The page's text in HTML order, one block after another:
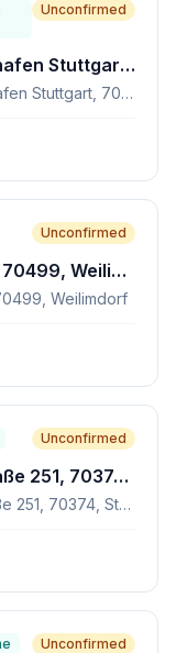
Unconfirmed
Terminal 3 Flughafen Stuttgart, 70771, Leinfelden-Echterdingen
Terminal 3 Flughafen Stuttgart, 70771, Leinfelden-Echterdingen
Unconfirmed
Löwenmarkt 10, 70499, Weilimdorf
Weilimdorf
Unconfirmed
Nürnberger Straße 251, 70374, Stuttgart
Nürnberger Straße 251, 70374, Stuttgart
Unconfirmed